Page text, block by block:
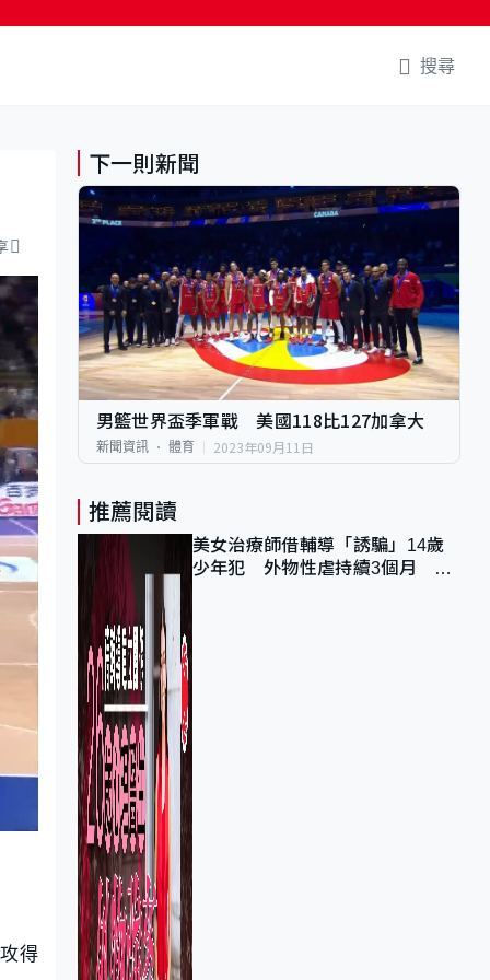
搜尋
得
下一則新聞
男籃世界盃季軍戰 美國118比127加拿大
新聞資訊 體育 2023年09月11日
推薦閱讀
美女治療師借輔導「誘騙」14歲
少年犯 外物性虐持續3個月 受